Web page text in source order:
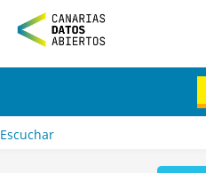
n
tEscuchar